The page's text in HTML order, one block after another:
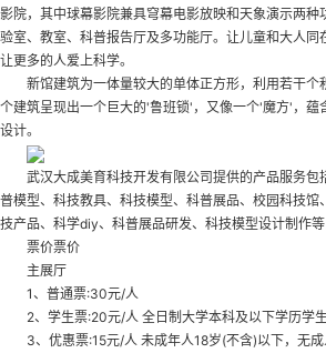
影院，其中球幕影院兼具穹幕电影放映和天象演示两种
验室、教室、科普报告厅及多功能厅。让儿童和大人同
让更多的人爱上科学。
新馆建筑为一体量较大的单体正方形，利用若干个
个建筑呈现出一个巨大的'鲁班锁'，又像一个'魔方'，蕴
设计。
武汉大成美育科技开发有限公司提供的产品服务包
普模型、科技教具、科技模型、科普展品、校园科技馆
技产品、科学diy、科普展品研发、科技模型设计制作等
票价票价
主展厅
1、普通票:30元/人
2、学生票:20元/人 全日制大学本科及以下学历学
3、优惠票:15元/人 未成年人18岁(不含)以下，无